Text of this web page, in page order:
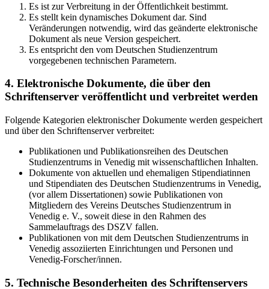
Es ist zur Verbreitung in der Öffentlichkeit bestimmt.
Es stellt kein dynamisches Dokument dar. Sind
Veränderungen notwendig, wird das geänderte elektronische
Dokument als neue Version gespeichert.
Es entspricht den vom Deutschen Studienzentrum
vorgegebenen technischen Parametern.
4. Elektronische Dokumente, die über den
Schriftenserver veröffentlicht und verbreitet werden
Folgende Kategorien elektronischer Dokumente werden gespeichert
und über den Schriftenserver verbreitet:
Publikationen und Publikationsreihen des Deutschen
Studienzentrums in Venedig mit wissenschaftlichen Inhalten.
Dokumente von aktuellen und ehemaligen Stipendiatinnen
und Stipendiaten des Deutschen Studienzentrums in Venedig,
(vor allem Dissertationen) sowie Publikationen von
Mitgliedern des Vereins Deutsches Studienzentrum in
Venedig e. V., soweit diese in den Rahmen des
Sammelauftrags des DSZV fallen.
Publikationen von mit dem Deutschen Studienzentrums in
Venedig assoziierten Einrichtungen und Personen und
Venedig-Forscher/innen.
5. Technische Besonderheiten des Schriftenservers